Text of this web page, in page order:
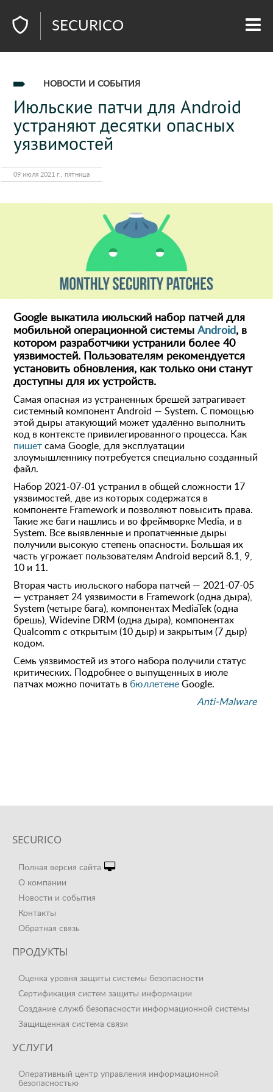
SECURICO
НОВОСТИ И СОБЫТИЯ
Июльские патчи для Android
устраняют десятки опасных
уязвимостей
09 июля 2021 г., пятница
Google выкатила июльский набор патчей для
мобильной операционной системыAndroid, в
котором разработчики устранили более 40
уязвимостей. Пользователям рекомендуется
установить обновления, как только они станут
доступны для их устройств.
Самая опасная из устраненных брешей затрагивает
системный компонент Android — System. С помощью
этой дыры атакующий может удалённо выполнить
код в контексте привилегированного процесса. Как
пишет сама Google, для эксплуатации
злоумышленнику потребуется специально созданный
файл.
Набор 2021-07-01 устранил в общей сложности 17
уязвимостей, две из которых содержатся в
компоненте Framework и позволяют повысить права.
Такие же баги нашлись и во фреймворке Media, и в
System. Все выявленные и пропатченные дыры
получили высокую степень опасности. Большая их
часть угрожает пользователям Android версий 8.1, 9,
10 и 11.
Вторая часть июльского набора патчей — 2021-07-05
— устраняет 24 уязвимости в Framework (одна дыра),
System (четыре бага), компонентах MediaTek (одна
брешь), Widevine DRM (одна дыра), компонентах
Qualcomm с открытым (10 дыр) и закрытым (7 дыр)
кодом.
Семь уязвимостей из этого набора получили статус
критических. Подробнее о выпущенных в июле
патчах можно почитать в бюллетене Google.
Anti-Malware
SECURICO
Полная версия сайта
О компании
Новости и события
Контакты
Обратная связь
ПРОДУКТЫ
Оценка уровня защиты системы безопасности
Сертификация систем защиты информации
Создание служб безопасности информационной системы
Защищенная система связи
УСЛУГИ
Оперативный центр управления информационной
безопасностью